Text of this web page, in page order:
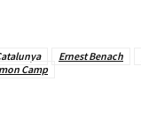
Ernest Benach
Camp